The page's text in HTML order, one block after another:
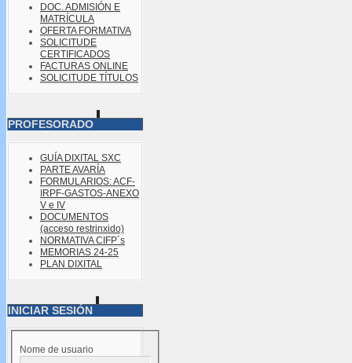
DOC. ADMISIÓN E
MATRÍCULA
OFERTA FORMATIVA
SOLICITUDE
CERTIFICADOS
FACTURAS ONLINE
SOLICITUDE TÍTULOS
PROFESORADO
GUÍA DIXITAL SXC
PARTE AVARÍA
FORMULARIOS: ACF-
IRPF-GASTOS-ANEXO
V e IV
DOCUMENTOS
(acceso restrinxido)
NORMATIVA CIFP´s
MEMORIAS 24-25
PLAN DIXITAL
INICIAR SESIÓN
Nome de usuario